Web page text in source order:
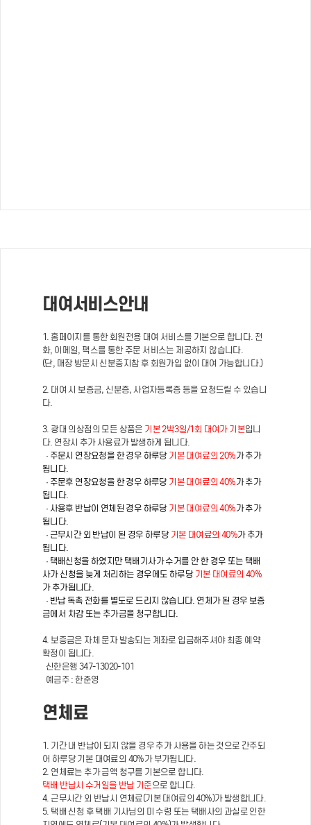
대여서비스안내
1. 홈페이지를 통한 회원전용 대여 서비스를 기본으로 합니다. 전
화, 이메일, 팩스를 통한 주문 서비스는 제공하지 않습니다.
(단, 매장 방문시 신분증지참 후 회원가입 없이 대여 가능합니다.)
2. 대여 시 보증금, 신분증, 사업자등록증 등을 요청드릴 수 있습니
다.
3. 광대 의상점의 모든 상품은 기본 2박3일/1회 대여가 기본입니
다. 연장시 추가 사용료가 발생하게 됩니다.
· 주문시 연장요청을 한 경우 하루당 기본 대여료의 20%가 추가
됩니다.
· 주문후 연장요청을 한 경우 하루당 기본 대여료의 40%가 추가
됩니다.
· 사용후 반납이 연체된 경우 하루당 기본 대여료의 40%가 추가
됩니다.
· 근무시간 외 반납이 된 경우 하루당 기본 대여료의 40%가 추가
됩니다.
· 택배신청을 하였지만 택배기사가 수거를 안 한 경우 또는 택배
사가 신청을 늦게 처리하는 경우에도 하루당 기본 대여료의 40%
가 추가됩니다.
· 반납 독촉 전화를 별도로 드리지 않습니다. 연체가 된 경우 보증
금에서 차감 또는 추가금을 청구합니다.
4. 보증금은 자체 문자 발송되는 계좌로 입금해주셔야 최종 예약
확정이 됩니다.
신한은행 347-13020-101
예금주 : 한준영
연체료
1. 기간 내 반납이 되지 않을 경우 추가 사용을 하는 것으로 간주되
어 하루당 기본 대여료의 40%가 부가됩니다.
2. 연체료는 추가 금액 청구를 기본으로 합니다.
택배 반납시 수거일을 반납 기준으로 합니다.
4. 근무시간 외 반납시 연체료(기본 대여료의 40%)가 발생합니다.
5. 택배 신청 후 택배 기사님의 미 수령 또는 택배사의 과실로 인한